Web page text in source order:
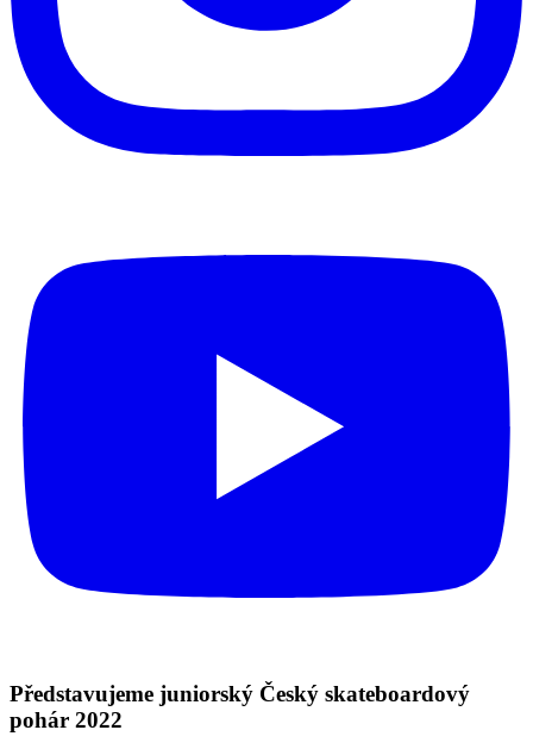
Představujeme juniorský Český skateboardový
pohár 2022